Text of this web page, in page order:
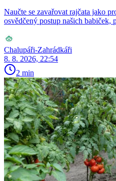
Naučte se zavařovat rajčata jako
osvědčený postup našich babiček,
Chalupáři-Zahrádkáři
8. 8. 2026, 22:54
2 min